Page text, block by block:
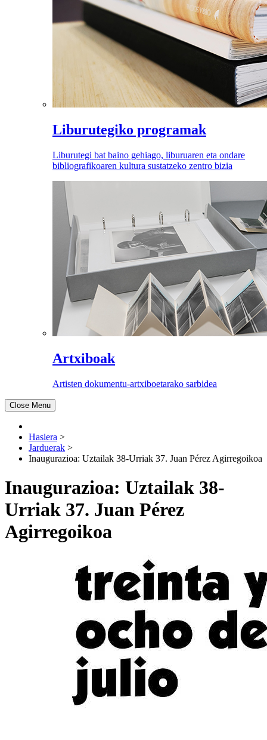
Liburutegiko programak
Liburutegi bat baino gehiago, liburuaren eta ondare
bibliografikoaren kultura sustatzeko zentro bizia
Artxiboak
Artisten dokumentu-artxiboetarako sarbidea
Close Menu
Hasiera >
Jarduerak >
Inaugurazioa: Uztailak 38-Urriak 37. Juan Pérez Agirregoikoa
Inaugurazioa: Uztailak 38-
Urriak 37. Juan Pérez
Agirregoikoa